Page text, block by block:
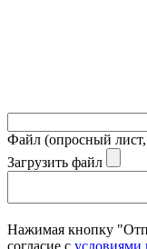
Файл (опросный
Загрузить файл
Нажимая кнопку